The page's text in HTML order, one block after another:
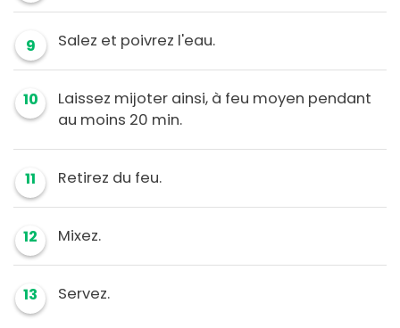
9 Salez et poivrez l'eau.
10
Laissez mijoter ainsi, à feu moyen pendant
au moins 20 min.
11 Retirez du feu.
12 Mixez.
13 Servez.